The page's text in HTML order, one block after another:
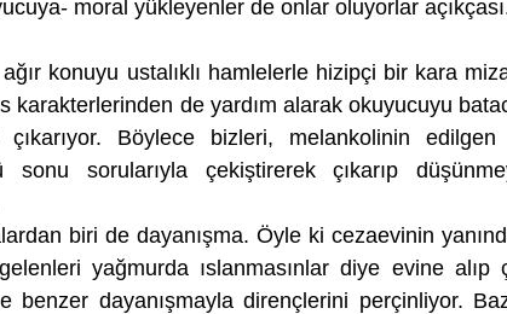
moral yükleyenler de onlar oluyorlar
ağır konuyu ustalıklı hamlelerle hizipçi bir kara
karakterlerinden de yardım alarak okuyucuyu
Böylece bizleri, melankolinin
sonu sorularıyla çekiştirerek çıkarıp
biri de dayanışma. Öyle ki cezaevinin
yağmurda ıslanmasınlar diye evine alıp
benzer dayanışmayla dirençlerini perçinliyor.